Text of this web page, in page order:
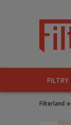
FILTRY
Filterland »